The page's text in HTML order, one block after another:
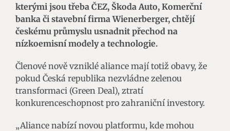
kterými jsou třeba ČEZ, Škoda Auto, Komerční
banka či stavební firma Wienerberger, chtějí
českému průmyslu usnadnit přechod na
nízkoemisní modely a technologie.
Členové nově vzniklé aliance mají totiž obavy, že
pokud Česká republika nezvládne zelenou
transformaci (Green Deal), ztratí
konkurenceschopnost pro zahraniční investory.
„Aliance nabízí novou platformu, kde mohou